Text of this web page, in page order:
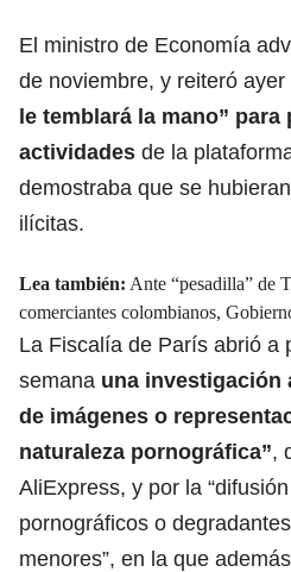
El ministro de Economía
de noviembre, y reiteró ayer
le temblará la mano”
actividades de la
demostraba que se
ilícitas.
Lea también: Ante “pesadilla” de
comerciantes colombianos,
La Fiscalía de París abrió a
semana una investigación
de imágenes o
naturaleza pornográfica”,
AliExpress, y por la
pornográficos o
menores”, en la que